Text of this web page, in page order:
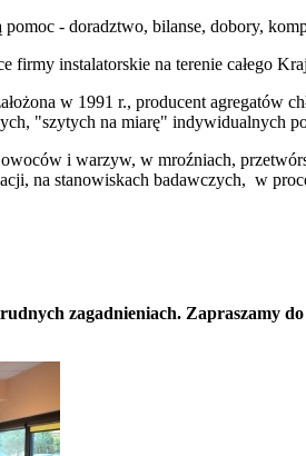
- doradztwo, bilanse, dobory,
firmy instalatorskie na terenie całego
w 1991 r., producent agregatów
"szytych na miarę" indywidualnych
i warzyw, w mroźniach,
na stanowiskach badawczych, w
zagadnieniach. Zapraszamy